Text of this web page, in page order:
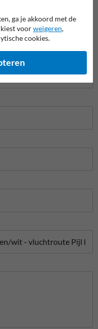
ga je akkoord met de
voorweigeren,
cookies.